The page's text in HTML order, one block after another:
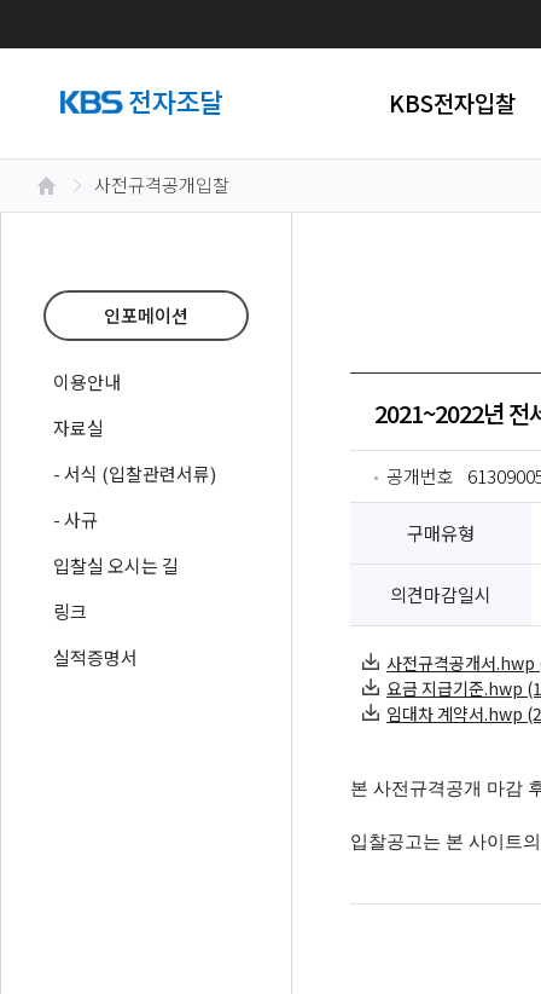
KBS전자입찰
사전규격공개입찰
인포메이션
이용안내
자료실
- 서식 (입찰관련서류)
- 사규
입찰실 오시는 길
링크
실적증명서
2021~2022년 전
공개번호
구매유형
의견마감일시
사전규격공개서
요금 지급기준.hwp
임대차 계약서.hwp
본 사전규격공개 마감
입찰공고는 본 사이트